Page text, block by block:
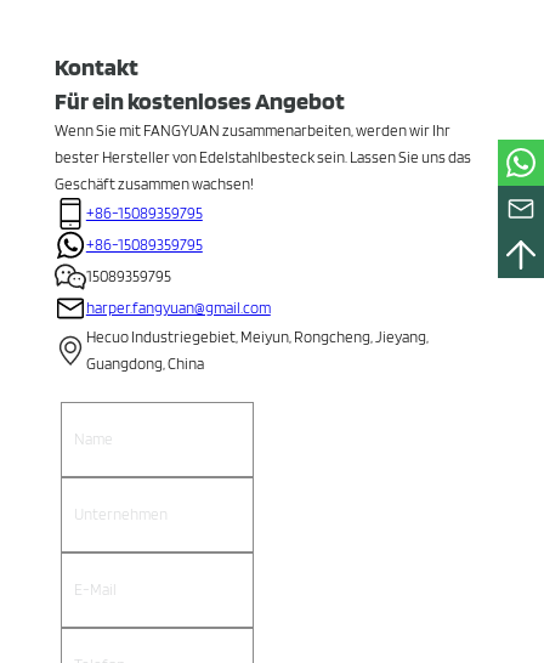
Kontakt
Für ein kostenloses Angebot
Wenn Sie mit FANGYUAN zusammenarbeiten, werden wir Ihr
bester Hersteller von Edelstahlbesteck sein. Lassen Sie uns das
Geschäft zusammen wachsen!
+86-15089359795
+86-15089359795
15089359795
harper.fangyuan@gmail.com
Hecuo Industriegebiet, Meiyun, Rongcheng, Jieyang,
Guangdong, China